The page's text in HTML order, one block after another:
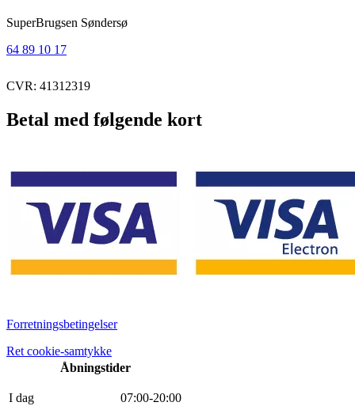
SuperBrugsen Søndersø
64 89 10 17
CVR: 41312319
Betal med følgende kort
Forretningsbetingelser
Ret cookie-samtykke
Åbningstider
I dag 07:00-20:00